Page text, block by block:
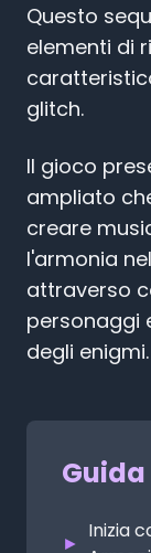
Questo
elementi di
glitch.
Il gioco
ampliato
creare
l'armonia
attraverso
personaggi
degli enigmi.
►
Inizia